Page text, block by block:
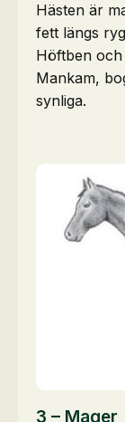
Hästen är
fett längs
Höftben
Mankam,
synliga.
3 – Mager